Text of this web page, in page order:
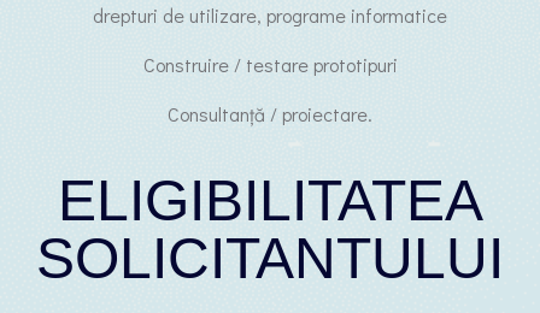
drepturi de utilizare, programe informatice
Construire / testare prototipuri
Consultanță / proiectare.
ELIGIBILITATEA
SOLICITANTULUI